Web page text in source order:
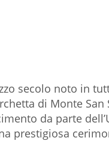
secolo noto in
di Monte San
da parte
prestigiosa